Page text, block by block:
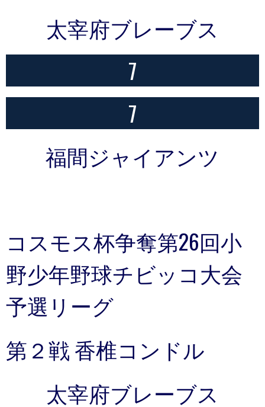
太宰府ブレーブス
7
7
福間ジャイアンツ
コスモス杯争奪第26回小
野少年野球チビッコ大会
予選リーグ
第２戦 香椎コンドル
太宰府ブレーブス